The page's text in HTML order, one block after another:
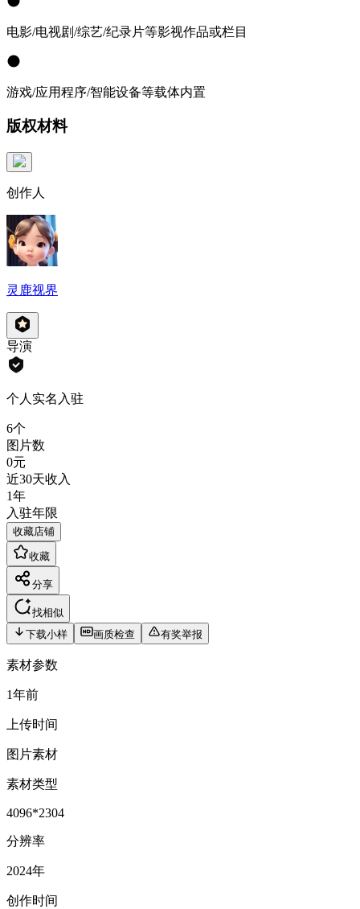
电影/电视剧/综艺/纪录片等影视作品或栏目
游戏/应用程序/智能设备等载体内置
版权材料
创作人
灵鹿视界
导演
个人实名入驻
6个
图片数
0元
近30天收入
1年
入驻年限
收藏店铺
收藏
分享
找相似
下载小样
画质检查 有奖举报
素材参数
1年前
上传时间
图片素材
素材类型
4096*2304
分辨率
2024年
创作时间